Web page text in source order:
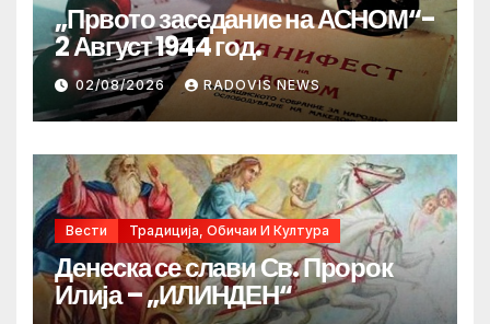
„Првото заседание на АСНОМ“-
2 Август 1944 год.
02/08/2026 RADOVIS NEWS
Вести Традиција, Обичаи И Култура
Денеска се слави Св. Пророк
Илија – „ИЛИНДЕН“